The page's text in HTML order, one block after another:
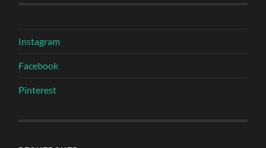
Instagram
Facebook
Pinterest